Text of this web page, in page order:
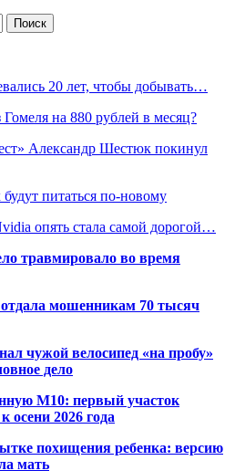
20 лет, чтобы добывать…
на 880 рублей в месяц?
Александр Шестюк покинул
питаться по-новому
опять стала самой дорогой…
травмировало во время
мошенникам 70 тысяч
чужой велосипед «на пробу»
дело
М10: первый участок
осени 2026 года
похищения ребенка: версию
мать